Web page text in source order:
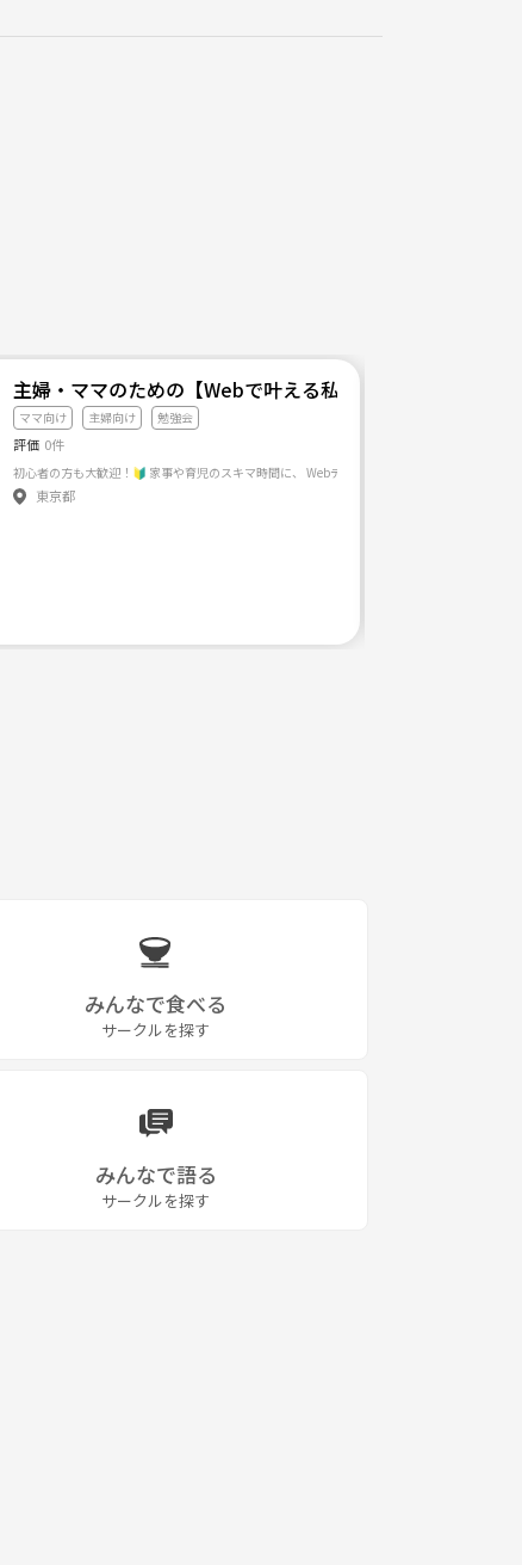
主婦・ママのための【Webで叶える私らしい働き方】
ママ向け 主婦向け 勉強会
評価 0件
東京都
みんなで食べる
サークルを探す
みんなで語る
サークルを探す